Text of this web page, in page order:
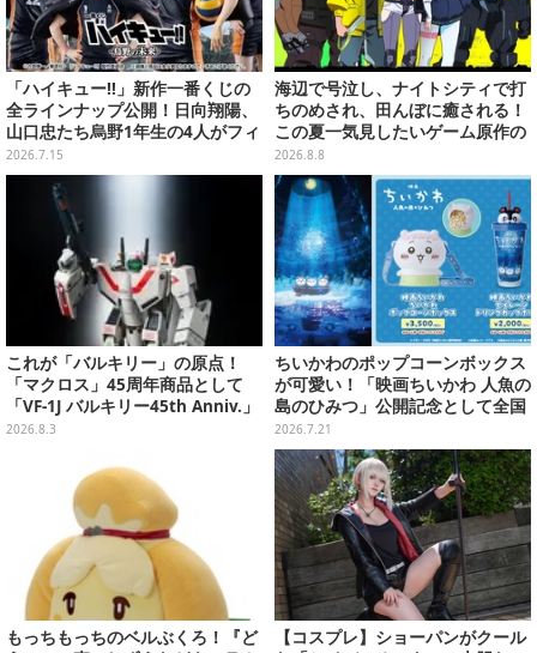
「ハイキュー!!」新作一番くじの
全ラインナップ公開！日向翔陽、
山口忠たち烏野1年生の4人がフィ
ギュアで集合
2026.7.15
海辺で号泣し、ナイトシティで打
ちのめされ、田んぼに癒される！
この夏一気見したいゲーム原作の
名作アニメ10選を一挙紹介【特
集】
2026.8.8
これが「バルキリー」の原点！
「マクロス」45周年商品として
「VF-1J バルキリー45th Anniv.」
が予約開始
2026.8.3
ちいかわのポップコーンボックス
が可愛い！「映画ちいかわ 人魚の
島のひみつ」公開記念として全国
劇場で販売決定、セイレーンドリ
ンクカップホルダーも
2026.7.21
もっちもっちのベルぶくろ！『ど
【コスプレ】ショーパンがクール